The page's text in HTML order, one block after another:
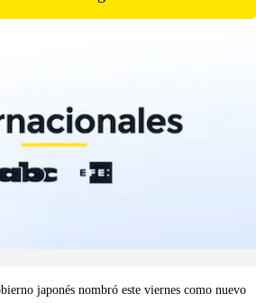
japonés nombró este viernes como nuevo